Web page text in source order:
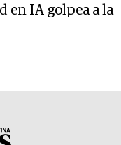
en IA golpea a la